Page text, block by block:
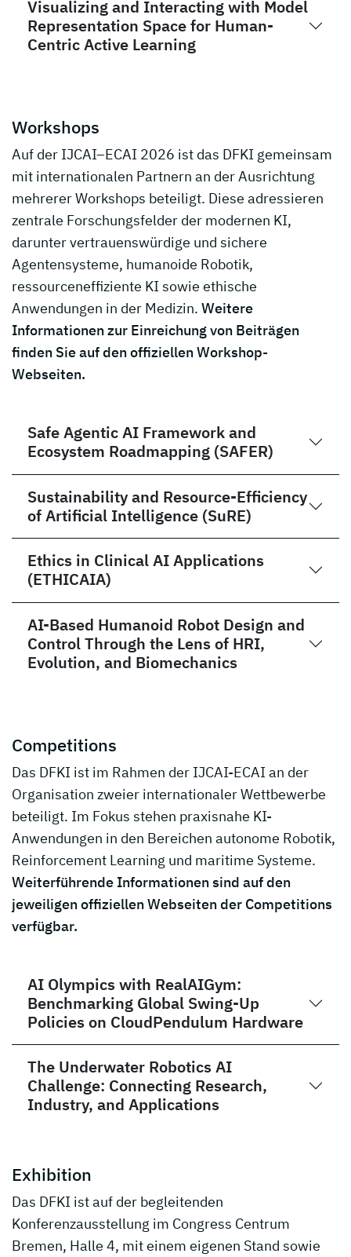
Visualizing and Interacting with Model
Representation Space for Human-
Centric Active Learning
Workshops
Auf der IJCAI–ECAI 2026 ist das DFKI gemeinsam
mit internationalen Partnern an der Ausrichtung
mehrerer Workshops beteiligt. Diese adressieren
zentrale Forschungsfelder der modernen KI,
darunter vertrauenswürdige und sichere
Agentensysteme, humanoide Robotik,
ressourceneffiziente KI sowie ethische
Anwendungen in der Medizin. Weitere
Informationen zur Einreichung von Beiträgen
finden Sie auf den offiziellen Workshop-
Webseiten.
Safe Agentic AI Framework and
Ecosystem Roadmapping (SAFER)
Sustainability and Resource-Efficiency
of Artificial Intelligence (SuRE)
Ethics in Clinical AI Applications
(ETHICAIA)
AI-Based Humanoid Robot Design and
Control Through the Lens of HRI,
Evolution, and Biomechanics
Competitions
Das DFKI ist im Rahmen der IJCAI-ECAI an der
Organisation zweier internationaler Wettbewerbe
beteiligt. Im Fokus stehen praxisnahe KI-
Anwendungen in den Bereichen autonome Robotik,
Reinforcement Learning und maritime Systeme.
Weiterführende Informationen sind auf den
jeweiligen offiziellen Webseiten der Competitions
verfügbar.
AI Olympics with RealAIGym:
Benchmarking Global Swing-Up
Policies on CloudPendulum Hardware
The Underwater Robotics AI
Challenge: Connecting Research,
Industry, and Applications
Exhibition
Das DFKI ist auf der begleitenden
Konferenzausstellung im Congress Centrum
Bremen, Halle 4, mit einem eigenen Stand sowie